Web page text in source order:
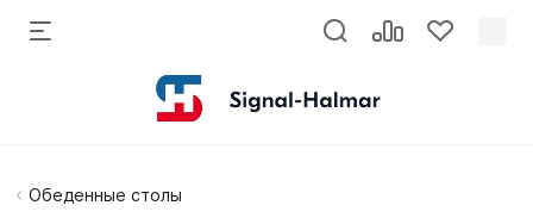
Обеденные столы